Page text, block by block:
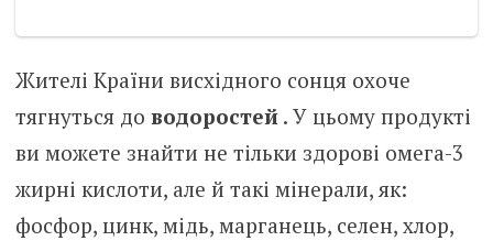
Жителі Країни висхідного сонця охоче
тягнуться до водоростей. У цьому продукті
ви можете знайти не тільки здорові омега-3
жирні кислоти, але й такі мінерали, як:
фосфор, цинк, мідь, марганець, селен, хлор,